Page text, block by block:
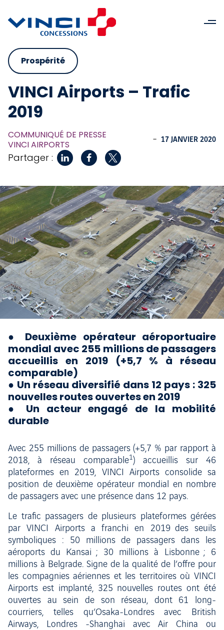
Prospérité
VINCI Airports – Trafic
2019
COMMUNIQUÉ DE PRESSE
VINCI AIRPORTS
- 17 JANVIER 2020
Partager :
●
Deuxième opérateur aéroportuaire
mondial avec 255 millions de passagers
accueillis en 2019 (+5,7 % à réseau
comparable)
● Un réseau diversifié dans 12 pays : 325
nouvelles routes ouvertes en 2019
● Un acteur engagé de la mobilité
durable
Avec 255 millions de passagers (+5,7 % par rapport à
2018, à réseau comparable1 ) accueillis sur 46
plateformes en 2019, VINCI Airports consolide sa
position de deuxième opérateur mondial en nombre
de passagers avec une présence dans 12 pays.
Le trafic passagers de plusieurs plateformes gérées
par VINCI Airports a franchi en 2019 des seuils
symboliques : 50 millions de passagers dans les
aéroports du Kansai ; 30 millions à Lisbonne ; 6
millions à Belgrade. Signe de la qualité de l’offre pour
les compagnies aériennes et les territoires où VINCI
Airports est implanté, 325 nouvelles routes ont été
ouvertes au sein de son réseau, dont 61 long-
courriers, telles qu’Osaka-Londres avec British
Airways, Londres -Shanghai avec Air China ou